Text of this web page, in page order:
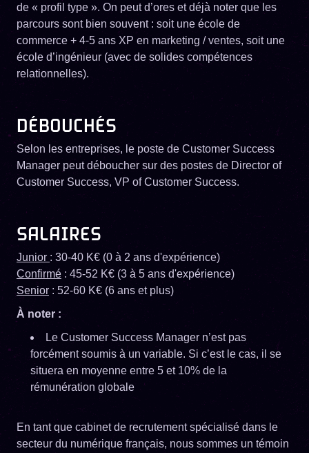
de « profil type ». On peut d’ores et déjà noter que les
parcours sont bien souvent : soit une école de
commerce + 4-5 ans XP en marketing / ventes, soit une
école d’ingénieur (avec de solides compétences
relationnelles).
DÉBOUCHÉS
Selon les entreprises, le poste de Customer Success
Manager peut déboucher sur des postes de Director of
Customer Success, VP of Customer Success.
SALAIRES
Junior : 30-40 K€ (0 à 2 ans d'expérience)
Confirmé : 45-52 K€ (3 à 5 ans d'expérience)
Senior : 52-60 K€ (6 ans et plus)
À noter :
Le Customer Success Manager n’est pas
forcément soumis à un variable. Si c’est le cas, il se
situera en moyenne entre 5 et 10% de la
rémunération globale
En tant que cabinet de recrutement spécialisé dans le
secteur du numérique français, nous sommes un témoin